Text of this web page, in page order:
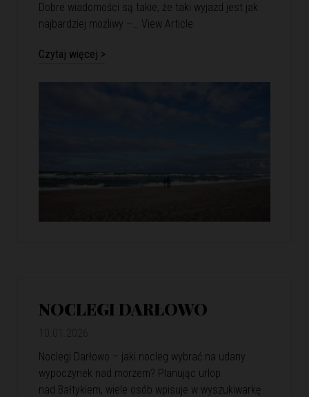
Dobre wiadomości są takie, że taki wyjazd jest jak
najbardziej możliwy –… View Article
Czytaj więcej >
NOCLEGI DARŁOWO
Noclegi Darłowo – jaki nocleg wybrać na udany
wypoczynek nad morzem? Planując urlop
nad Bałtykiem, wiele osób wpisuje w wyszukiwarkę